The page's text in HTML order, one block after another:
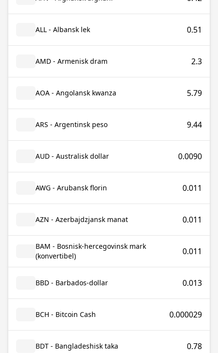
ALL - Albansk lek 0.51
AMD - Armenisk dram 2.3
AOA - Angolansk kwanza 5.79
ARS - Argentinsk peso 9.44
AUD - Australisk dollar 0.0090
AWG - Arubansk florin 0.011
AZN - Azerbajdzjansk manat 0.011
BAM - Bosnisk-hercegovinsk mark
(konvertibel)
0.011
BBD - Barbados-dollar 0.013
BCH - Bitcoin Cash 0.000029
BDT - Bangladeshisk taka 0.78